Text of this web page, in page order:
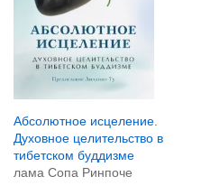
Абсолютное исцеление.
Духовное целительство в
тибетском буддизме
лама Сопа Ринпоче